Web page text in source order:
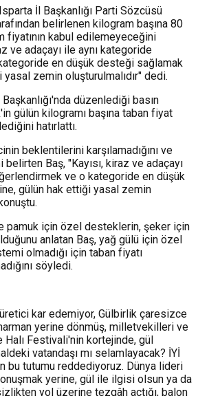
İl Başkanlığı Parti Sözcüsü
belirlenen kilogram başına 80
fiyatının kabul edilemeyeceğini
ve adaçayı ile aynı kategoride
en düşük desteği sağlamak
zemin oluşturulmalıdır" dedi.
düzenlediği basın
gülün kilogramı başına taban fiyat
hatırlattı.
beklentilerini karşılamadığını ve
Baş, "Kayısı, kiraz ve adaçayı
ve o kategoride en düşük
gülün hak ettiği yasal zemin
pamuk için özel desteklerin, şeker için
anlatan Baş, yağ gülü için özel
olmadığı için taban fiyatı
söyledi.
kar edemiyor, Gülbirlik çaresizce
yerine dönmüş, milletvekilleri ve
Halı Festivali'nin kortejinde, gül
vatandaşı mı selamlayacak? İYİ
bu tutumu reddediyoruz. Dünya lideri
yerine, gül ile ilgisi olsun ya da
yol üzerine tezgâh açtığı, balon